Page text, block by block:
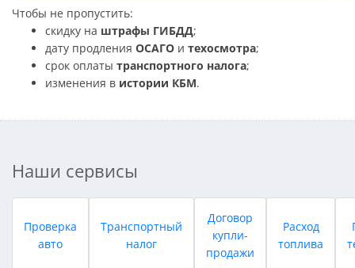
Чтобы не пропустить:
скидку на штрафы ГИБДД;
дату продления ОСАГО и техосмотра;
срок оплаты транспортного налога;
изменения в истории КБМ.
Наши сервисы
Проверка
авто
Транспортный
налог
Договор
купли-
продажи
Расход
топлива